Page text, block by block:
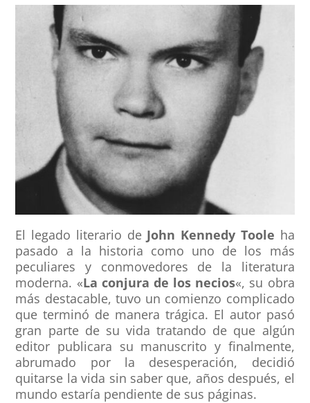
El legado literario de John Kennedy Toole ha
pasado a la historia como uno de los más
peculiares y conmovedores de la literatura
moderna. «La conjura de los necios«, su obra
más destacable, tuvo un comienzo complicado
que terminó de manera trágica. El autor pasó
gran parte de su vida tratando de que algún
editor publicara su manuscrito y finalmente,
abrumado por la desesperación, decidió
quitarse la vida sin saber que, años después, el
mundo estaría pendiente de sus páginas.